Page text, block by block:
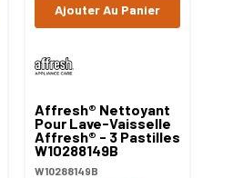
Affresh® Nettoyant
Pour Lave-Vaisselle
Affresh® - 3 Pastilles
W10288149B
W10288149B
Ajouter Au Panier